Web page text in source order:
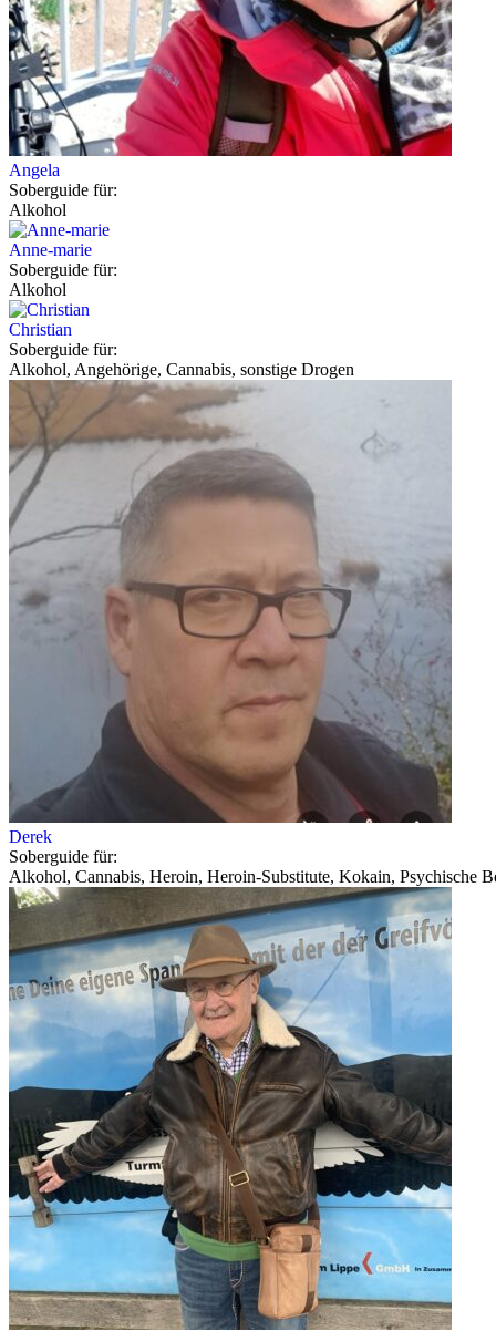
Angela
Soberguide für:
Alkohol
Anne-marie
Soberguide für:
Alkohol
Christian
Soberguide für:
Alkohol, Angehörige, Cannabis, sonstige Drogen
Derek
Soberguide für:
Alkohol, Cannabis, Heroin, Heroin-Substitute, Kokain, Psychische